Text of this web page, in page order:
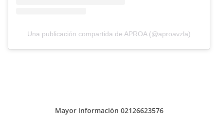
Una publicación compartida de APROA (@aproavzla)
Mayor información 02126623576